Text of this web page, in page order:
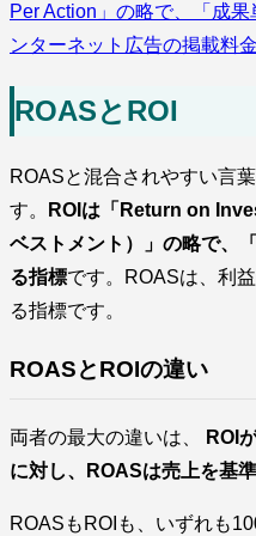
Per Action」の略で、「成
ンターネット広告の掲載料
ROASとROI
ROASと混合されやすい言
す。
ROIは「Return on
ベストメント）」の略で、
る指標です。ROASは、利
る指標です。
ROASとROIの違い
両者の最大の違いは、
ROI
に対し、ROASは売上を基
ROASもROIも、いずれも